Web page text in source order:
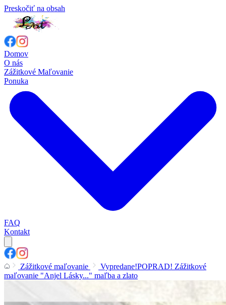
Preskočiť na obsah
Domov
O nás
Zážitkové Maľovanie
Ponuka
FAQ
Kontakt
Zážitkové maľovanie
Vypredane!POPRAD! Zážitkové
maľovanie "Anjel Lásky..." maľba a zlato